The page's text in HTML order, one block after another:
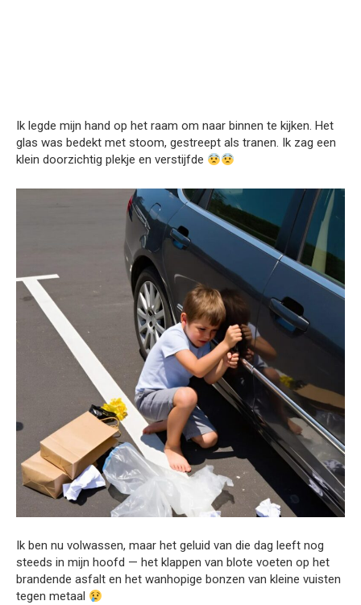
Ik legde mijn hand op het raam om naar binnen te kijken. Het
glas was bedekt met stoom, gestreept als tranen. Ik zag een
klein doorzichtig plekje en verstijfde
Ik ben nu volwassen, maar het geluid van die dag leeft nog
steeds in mijn hoofd — het klappen van blote voeten op het
brandende asfalt en het wanhopige bonzen van kleine vuisten
tegen metaal